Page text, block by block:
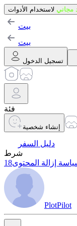
بيت
بيت
تسجيل الدخول
فئة
إنشاء شخصية
دليل السفر
شرط
إزالة المحتوى
PlotPilot